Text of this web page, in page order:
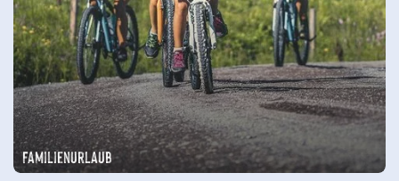
Familienurlaub